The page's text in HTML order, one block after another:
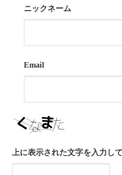
ニックネーム
Email
上に表示された文字を入力して